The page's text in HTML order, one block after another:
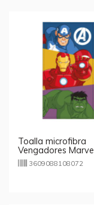
Toalla microfibra
Vengadores Marvel
70x140cm
3609088108072